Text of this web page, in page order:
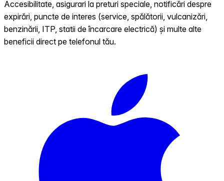
Accesibilitate, asigurari la preturi speciale, notificări despre
expirări, puncte de interes (service, spălătorii, vulcanizări,
benzinării, ITP, statii de încarcare electrică) și multe alte
beneficii direct pe telefonul tău.